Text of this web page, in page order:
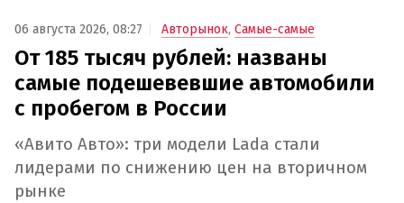
06 августа 2026, 08:27 Авторынок, Самые-самые
От 185 тысяч рублей: названы
самые подешевевшие автомобили
с пробегом в России
«Авито Авто»: три модели Lada стали
лидерами по снижению цен на вторичном
рынке